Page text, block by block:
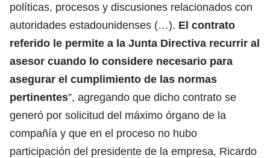
políticas, procesos y discusiones relacionados con
autoridades estadounidenses (…). El contrato
referido le permite a la Junta Directiva recurrir al
asesor cuando lo considere necesario para
asegurar el cumplimiento de las normas
pertinentes”, agregando que dicho contrato se
generó por solicitud del máximo órgano de la
compañía y que en el proceso no hubo
participación del presidente de la empresa, Ricardo